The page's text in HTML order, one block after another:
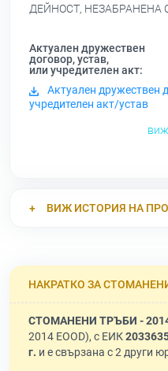
ДЕЙНОСТ, НЕЗАБРАНЕНА
Актуален дружествен
договор, устав,
или учредителен акт:
Актуален дружествен
учредителен акт/устав
ВИЖ ИСТОРИЯ НА
НАКРАТКО ЗА
СТОМАНЕНИ ТРЪБИ -
2014 EOOD), с ЕИК
г. и е свързана с 2 други